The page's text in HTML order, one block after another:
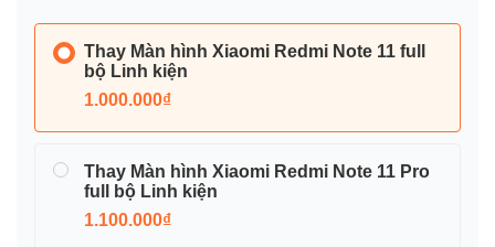
Thay Màn hình Xiaomi Redmi Note 11 full
bộ Linh kiện
1.000.000₫
Thay Màn hình Xiaomi Redmi Note 11 Pro
full bộ Linh kiện
1.100.000₫